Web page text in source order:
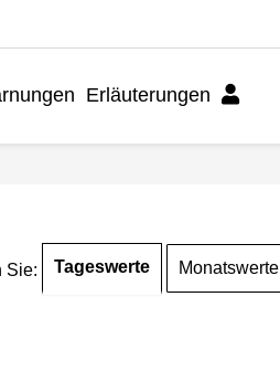
Erläuterungen
Sie: Tageswerte Monatswerte